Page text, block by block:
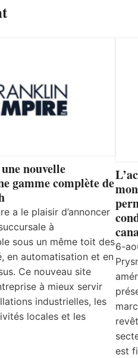
nouvelle
gamme complète de
a le plaisir d’annoncer
à
sous un même toit des
en automatisation et en
Ce nouveau site
à mieux servir
industrielles, les
locales et les
6-
est